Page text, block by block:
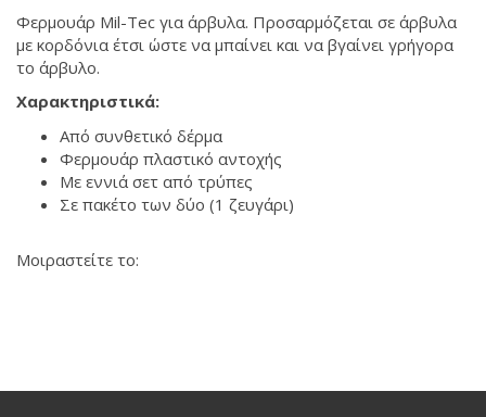
Φερμουάρ Mil-Tec για άρβυλα. Προσαρμόζεται σε άρβυλα
με κορδόνια έτσι ώστε να μπαίνει και να βγαίνει γρήγορα
το άρβυλο.
Χαρακτηριστικά:
Από συνθετικό δέρμα
Φερμουάρ πλαστικό αντοχής
Με εννιά σετ από τρύπες
Σε πακέτο των δύο (1 ζευγάρι)
Μοιραστείτε το: